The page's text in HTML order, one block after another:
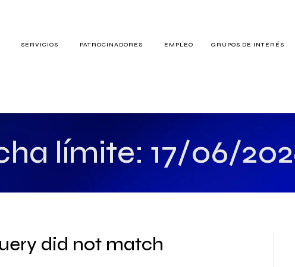
SERVICIOS PATROCINADORES EMPLEO GRUPOS DE INTERÉS
límite: 17/06/
did not match